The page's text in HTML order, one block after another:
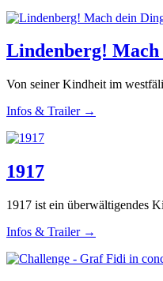
Lindenberg! Mach
Von seiner Kindheit im
Infos & Trailer →
1917
1917 ist ein überwältigendes
Infos & Trailer →